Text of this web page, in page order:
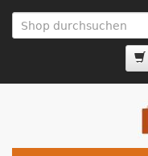
zum
Hauptinhalt